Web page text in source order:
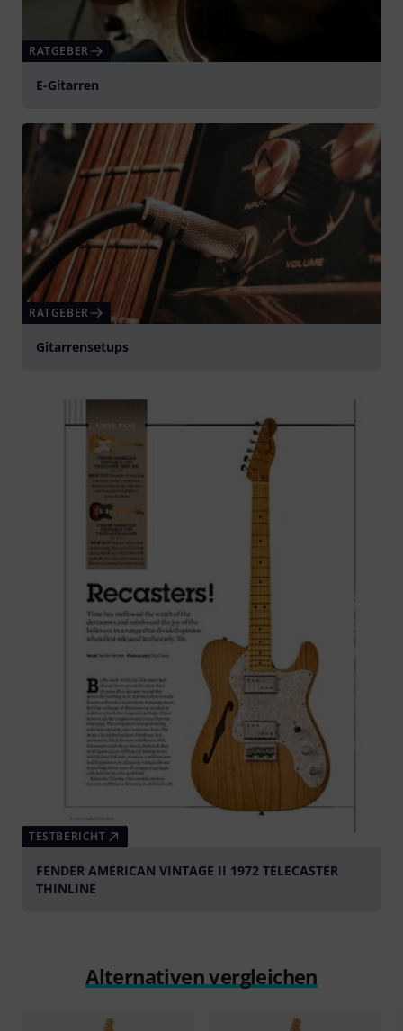
RATGEBER
E-Gitarren
RATGEBER
Gitarrensetups
TESTBERICHT
FENDER AMERICAN VINTAGE II 1972 TELECASTER
THINLINE
Alternativen vergleichen